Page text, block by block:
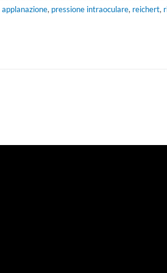
applanazione, pressione intraoculare, reichert,